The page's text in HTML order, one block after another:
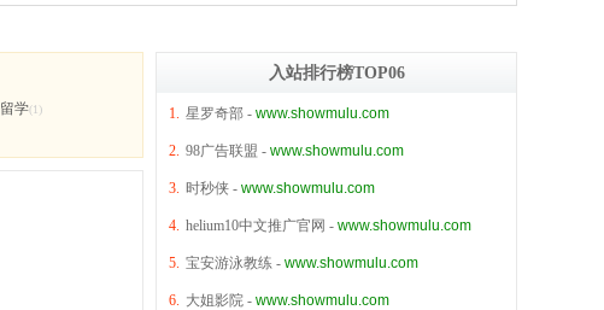
留学(1)
入站排行榜TOP06
1. 星罗奇部 - www.showmulu.com
2. 98广告联盟 - www.showmulu.com
3. 时秒侠 - www.showmulu.com
4. helium10中文推广官网 - www.showmulu.com
5. 宝安游泳教练 - www.showmulu.com
6. 大姐影院 - www.showmulu.com